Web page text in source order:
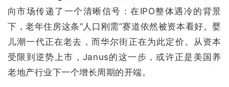
向市场传递了一个清晰信号：在IPO整体遇冷的背景
下，老年住房这条“人口刚需”赛道依然被资本看好。婴
儿潮一代正在老去，而华尔街正在为此定价。从资本
受限到逆势上市，Janus的这一步，或许正是美国养
老地产行业下一个增长周期的开端。